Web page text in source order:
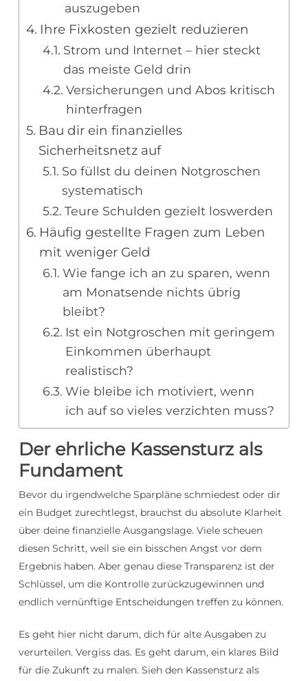
auszugeben
Ihre Fixkosten gezielt reduzieren
Strom und Internet – hier steckt
das meiste Geld drin
Versicherungen und Abos kritisch
hinterfragen
Bau dir ein finanzielles
Sicherheitsnetz auf
So füllst du deinen Notgroschen
systematisch
Teure Schulden gezielt loswerden
Häufig gestellte Fragen zum Leben
mit weniger Geld
Wie fange ich an zu sparen, wenn
am Monatsende nichts übrig
bleibt?
Ist ein Notgroschen mit geringem
Einkommen überhaupt
realistisch?
Wie bleibe ich motiviert, wenn
ich auf so vieles verzichten muss?
Der ehrliche Kassensturz als
Fundament
Bevor du irgendwelche Sparpläne schmiedest oder dir
ein Budget zurechtlegst, brauchst du absolute Klarheit
über deine finanzielle Ausgangslage. Viele scheuen
diesen Schritt, weil sie ein bisschen Angst vor dem
Ergebnis haben. Aber genau diese Transparenz ist der
Schlüssel, um die Kontrolle zurückzugewinnen und
endlich vernünftige Entscheidungen treffen zu können.
Es geht hier nicht darum, dich für alte Ausgaben zu
verurteilen. Vergiss das. Es geht darum, ein klares Bild
für die Zukunft zu malen. Sieh den Kassensturz als